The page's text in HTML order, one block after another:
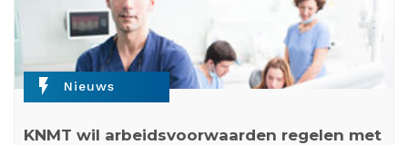
flash_on Nieuws
KNMT wil arbeidsvoorwaarden regelen met